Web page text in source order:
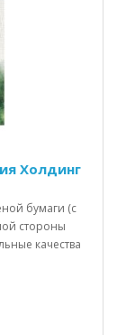
Холдинг
бумаги (с
стороны
качества